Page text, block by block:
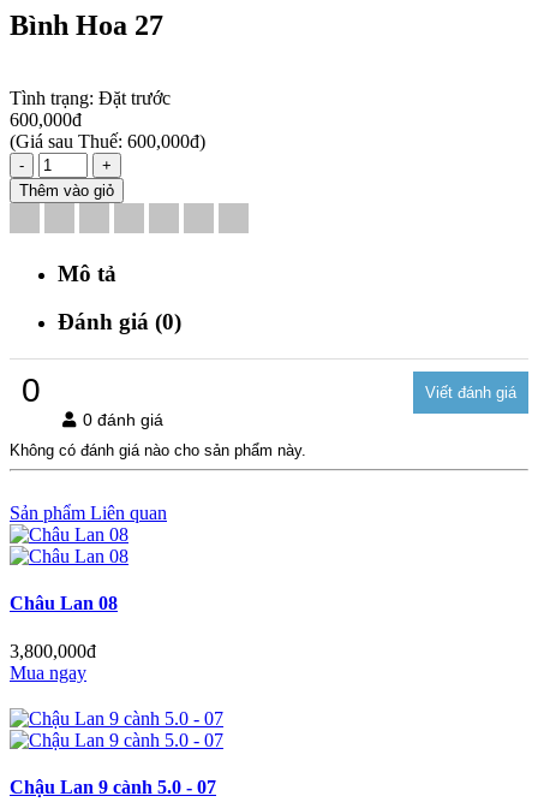
Bình Hoa 27
Tình trạng: Đặt trước
600,000đ
(Giá sau Thuế: 600,000đ)
-
+
Thêm vào giỏ
Mô tả
Đánh giá (0)
0
0 đánh giá
Không có đánh giá nào cho sản phẩm này.
Sản phẩm Liên quan
Châu Lan 08
3,800,000đ
Mua ngay
Chậu Lan 9 cành 5.0 - 07